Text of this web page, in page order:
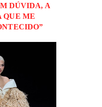
DÚVIDA, A
QUE ME